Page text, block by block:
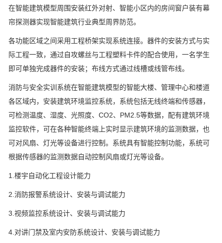
在智能建筑模型周围安装红外对射、智能小区内的房间窗户装有幕
帘探测器实现智能建筑行业典型周界防范。
各功能区域之间采用工程桥架实现系统连接。器件的安装方式与实
际工程一致，通过自攻螺丝与工程塑料卡件的配合使用，一名学生
即可单独完成器件的安装；布线方式通过线槽或线管布线。
消防与安全实训系统在智能建筑模型的智能大楼、管理中心和楼道
各区域内，安装建筑环境监控系统，系统包括无线终端和传感器，
可检测温度、湿度、光照度、CO2、PM2.5等数据，配有建筑环境
监控软件，可在各种智能终端上实时显示建筑环境的监测数据，也
可对风扇、灯光等设备进行控制。系统具有智能控制功能，系统可
根据传感器的监测数据自动控制风扇或灯光等设备。
1.楼宇自动化工程设计能力
2.消防报警系统设计、安装与调试能力
3.视频监控系统设计、安装与调试能力
4.对讲门禁及室内安防系统设计、安装与调试能力